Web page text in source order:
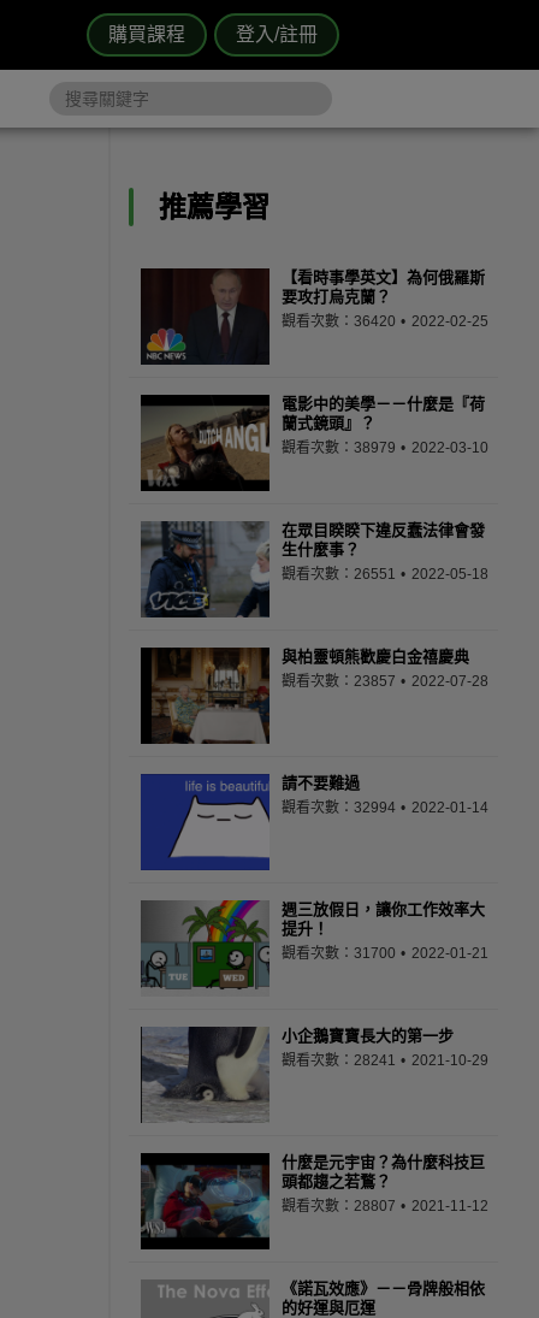
購買課程 登入/註冊
推薦學習
【看時事學英文】為何俄羅斯
要攻打烏克蘭？
觀看次數：36420 2022-02-25
電影中的美學－－什麼是『荷
蘭式鏡頭』？
觀看次數：38979 2022-03-10
在眾目睽睽下違反蠢法律會發
生什麼事？
觀看次數：26551 2022-05-18
與柏靈頓熊歡慶白金禧慶典
觀看次數：23857 2022-07-28
請不要難過
觀看次數：32994 2022-01-14
週三放假日，讓你工作效率大
提升！
觀看次數：31700 2022-01-21
小企鵝寶寶長大的第一步
觀看次數：28241 2021-10-29
什麼是元宇宙？為什麼科技巨
頭都趨之若鶩？
觀看次數：28807 2021-11-12
《諾瓦效應》－－骨牌般相依
的好運與厄運